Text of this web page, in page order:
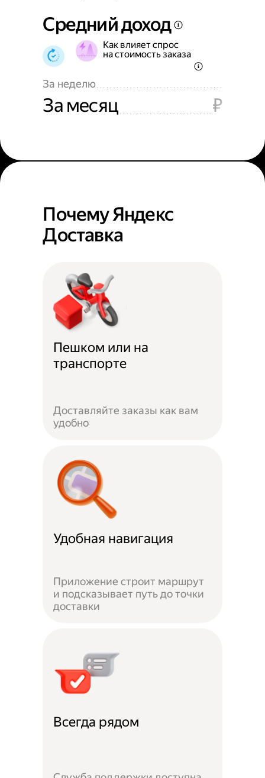
Средний доход
Как влияет спрос
на стоимость заказа
За неделю
За месяц ₽
Почему Яндекс
Доставка
Пешком или на
транспорте
Доставляйте заказы как вам
удобно
Удобная навигация
Приложение строит маршрут
и подсказывает путь до точки
доставки
Всегда рядом